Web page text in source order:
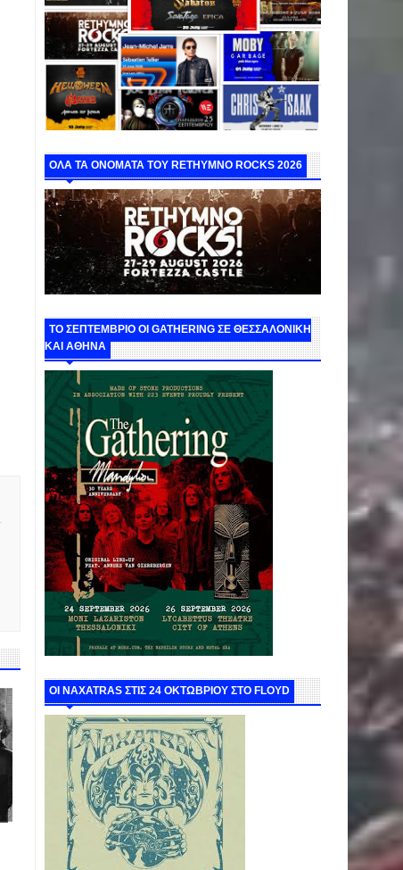
ΟΛΑ ΤΑ ΟΝΟΜΑΤΑ ΤΟΥ RETHYMNO ROCKS 2026
ΤΟ ΣΕΠΤΕΜΒΡΙΟ ΟΙ GATHERING ΣΕ ΘΕΣΣΑΛΟΝΙΚΗ
ΚΑΙ ΑΘΗΝΑ
ΟΙ NAXATRAS ΣΤΙΣ 24 ΟΚΤΩΒΡΙΟΥ ΣΤΟ FLOYD